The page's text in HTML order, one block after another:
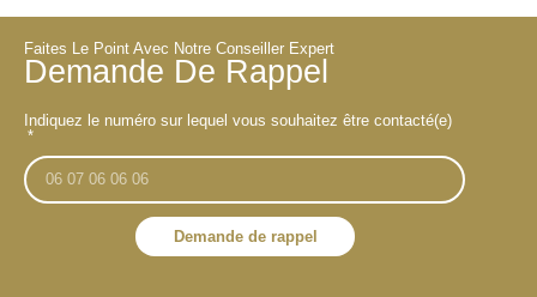
Faites Le Point Avec Notre Conseiller Expert
Demande De Rappel
Indiquez le numéro sur lequel vous souhaitez être contacté(e)
Demande de rappel